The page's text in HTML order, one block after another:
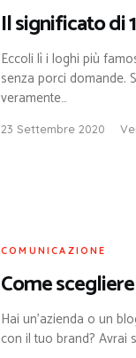
Il significato di
Eccoli lì i loghi più
senza porci domande.
veramente…
23 Settembre 2020
COMUNICAZIONE
Come
Hai un’azienda o un
con il tuo brand? Avrai